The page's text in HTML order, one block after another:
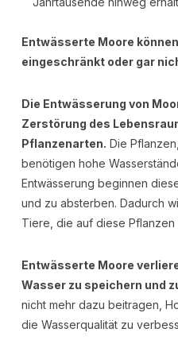
Entwässerte Moore
eingeschränkt oder gar
Die Entwässerung von
Zerstörung des
Pflanzenarten. Die
benötigen hohe
Entwässerung beginnen
und zu absterben. Dadurch
Tiere, die auf diese
Entwässerte Moore
Wasser zu speichern und
nicht mehr dazu beitragen,
die Wasserqualität zu